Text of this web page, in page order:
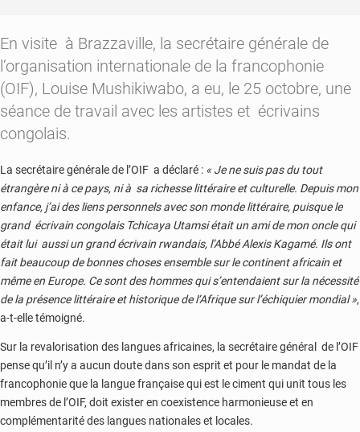
En visite à Brazzaville, la secrétaire générale de
l’organisation internationale de la francophonie
(OIF), Louise Mushikiwabo, a eu, le 25 octobre, une
séance de travail avec les artistes et écrivains
congolais.
La secrétaire générale de l’OIF a déclaré : « Je ne suis pas du tout
étrangère ni à ce pays, ni à sa richesse littéraire et culturelle. Depuis mon
enfance, j’ai des liens personnels avec son monde littéraire, puisque le
grand écrivain congolais Tchicaya Utamsi était un ami de mon oncle qui
était lui aussi un grand écrivain rwandais, l’Abbé Alexis Kagamé. Ils ont
fait beaucoup de bonnes choses ensemble sur le continent africain et
même en Europe. Ce sont des hommes qui s’entendaient sur la nécessité
de la présence littéraire et historique de l’Afrique sur l’échiquier mondial »,
a-t-elle témoigné.
Sur la revalorisation des langues africaines, la secrétaire général de l’OIF
pense qu’il n’y a aucun doute dans son esprit et pour le mandat de la
francophonie que la langue française qui est le ciment qui unit tous les
membres de l’OIF, doit exister en coexistence harmonieuse et en
complémentarité des langues nationales et locales.